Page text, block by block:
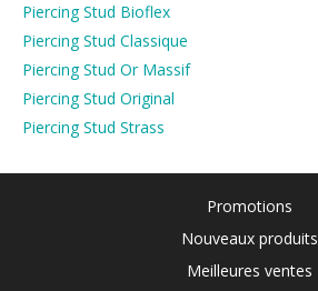
Piercing Stud Bioflex
Piercing Stud Classique
Piercing Stud Or Massif
Piercing Stud Original
Piercing Stud Strass
Promotions
Nouveaux produits
Meilleures ventes